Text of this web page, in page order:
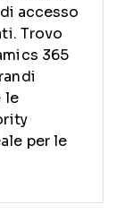
accesso
Trovo
365
le
per le